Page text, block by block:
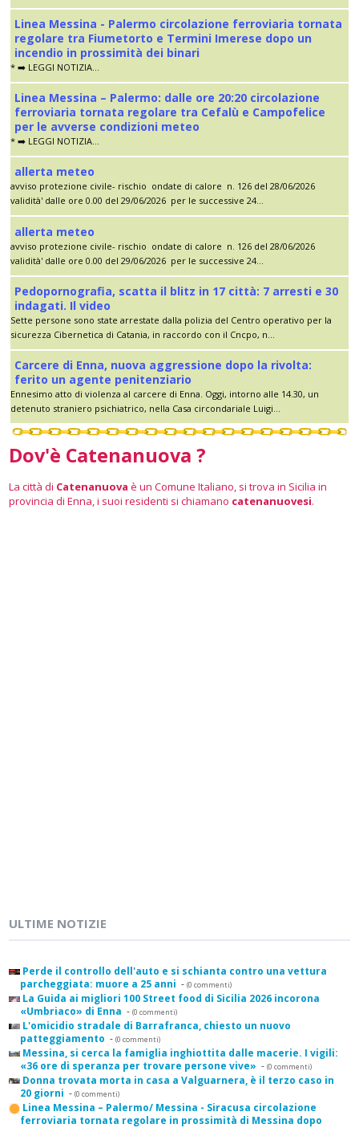
Linea Messina - Palermo circolazione ferroviaria tornata
regolare tra Fiumetorto e Termini Imerese dopo un
incendio in prossimità dei binari
* ➡️ LEGGI NOTIZIA...
Linea Messina – Palermo: dalle ore 20:20 circolazione
ferroviaria tornata regolare tra Cefalù e Campofelice
per le avverse condizioni meteo
* ➡️ LEGGI NOTIZIA...
allerta meteo
avviso protezione civile- rischio ondate di calore n. 126 del 28/06/2026
validità' dalle ore 0.00 del 29/06/2026 per le successive 24...
allerta meteo
avviso protezione civile- rischio ondate di calore n. 126 del 28/06/2026
validità' dalle ore 0.00 del 29/06/2026 per le successive 24...
Pedopornografia, scatta il blitz in 17 città: 7 arresti e 30
indagati. Il video
Sette persone sono state arrestate dalla polizia del Centro operativo per la
sicurezza Cibernetica di Catania, in raccordo con il Cncpo, n...
Carcere di Enna, nuova aggressione dopo la rivolta:
ferito un agente penitenziario
Ennesimo atto di violenza al carcere di Enna. Oggi, intorno alle 14.30, un
detenuto straniero psichiatrico, nella Casa circondariale Luigi...
Dov'è Catenanuova ?
La città di Catenanuova è un Comune Italiano, si trova in Sicilia in
provincia di Enna, i suoi residenti si chiamano catenanuovesi.
ULTIME NOTIZIE
Perde il controllo dell'auto e si schianta contro una vettura
parcheggiata: muore a 25 anni - (0 commenti)
La Guida ai migliori 100 Street food di Sicilia 2026 incorona
«Umbriaco» di Enna - (0 commenti)
L'omicidio stradale di Barrafranca, chiesto un nuovo
patteggiamento - (0 commenti)
Messina, si cerca la famiglia inghiottita dalle macerie. I vigili:
«36 ore di speranza per trovare persone vive» - (0 commenti)
Donna trovata morta in casa a Valguarnera, è il terzo caso in
20 giorni - (0 commenti)
Linea Messina – Palermo/ Messina - Siracusa circolazione
ferroviaria tornata regolare in prossimità di Messina dopo